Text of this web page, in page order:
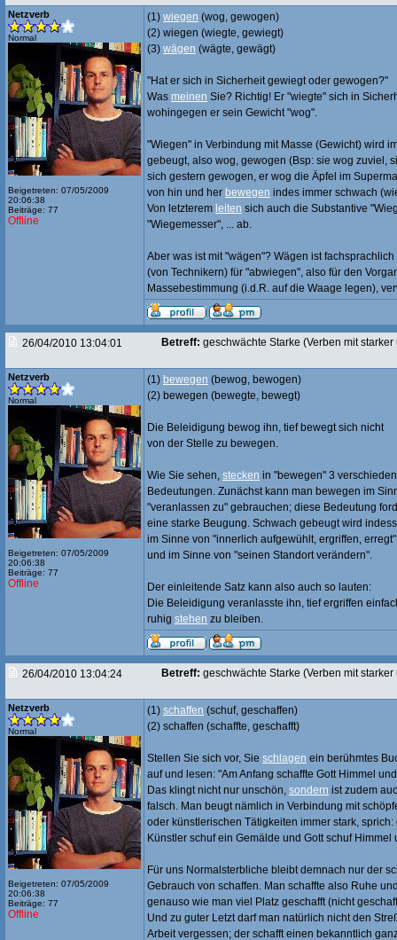
Netzverb
Normal
Beigetreten: 07/05/2009
20:06:38
Beiträge: 77
Offline
(1) wiegen (wog, gewogen)
(2) wiegen (wiegte, gewiegt)
(3) wägen (wägte, gewägt)
"Hat er sich in Sicherheit gewiegt oder gewogen?"
Was meinen Sie? Richtig! Er "wiegte" sich in
wohingegen er sein Gewicht "wog".
"Wiegen" in Verbindung mit Masse (Gewicht) wird
gebeugt, also wog, gewogen (Bsp: sie wog zuviel,
sich gestern gewogen, er wog die Äpfel im
von hin und her bewegen indes immer schwach
Von letzterem leiten sich auch die Substantive
"Wiegemesser", ... ab.
Aber was ist mit "wägen"? Wägen ist
(von Technikern) für "abwiegen", also für den
Massebestimmung (i.d.R. auf die Waage legen),
26/04/2010 13:04:01 Betreff: geschwächte Starke (Verben mit
Netzverb
Normal
Beigetreten: 07/05/2009
20:06:38
Beiträge: 77
Offline
(1) bewegen (bewog, bewogen)
(2) bewegen (bewegte, bewegt)
Die Beleidigung bewog ihn, tief bewegt sich nicht
von der Stelle zu bewegen.
Wie Sie sehen, stecken in "bewegen" 3
Bedeutungen. Zunächst kann man bewegen im
"veranlassen zu" gebrauchen; diese Bedeutung
eine starke Beugung. Schwach gebeugt wird
im Sinne von "innerlich aufgewühlt, ergriffen, erregt"
und im Sinne von "seinen Standort verändern".
Der einleitende Satz kann also auch so lauten:
Die Beleidigung veranlasste ihn, tief ergriffen
ruhig stehen zu bleiben.
26/04/2010 13:04:24 Betreff: geschwächte Starke (Verben mit
Netzverb
Normal
Beigetreten: 07/05/2009
20:06:38
Beiträge: 77
Offline
(1) schaffen (schuf, geschaffen)
(2) schaffen (schaffte, geschafft)
Stellen Sie sich vor, Sie schlagen ein berühmtes
auf und lesen: "Am Anfang schaffte Gott Himmel
Das klingt nicht nur unschön, sondern ist zudem
falsch. Man beugt nämlich in Verbindung mit
oder künstlerischen Tätigkeiten immer stark, sprich:
Künstler schuf ein Gemälde und Gott schuf Himmel
Für uns Normalsterbliche bleibt demnach nur der
Gebrauch von schaffen. Man schaffte also Ruhe
genauso wie man viel Platz geschafft (nicht
Und zu guter Letzt darf man natürlich nicht den
Arbeit vergessen; der schafft einen bekanntlich